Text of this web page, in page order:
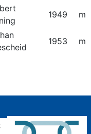
1949 m
1953 m